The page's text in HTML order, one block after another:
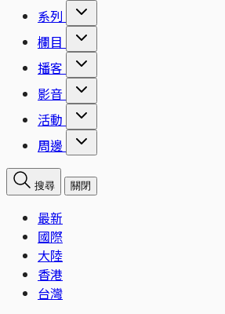
系列
欄目
播客
影音
活動
周邊
搜尋 關閉
最新
國際
大陸
香港
台灣